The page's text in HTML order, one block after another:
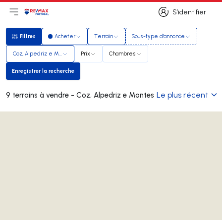
S’identifier
S’identifier
Ouvrir le menu principal
LogoAller à la page d’accueil
Filtres
Filtres Acheter Terrain Sous-type d'annonce
Coz, Alpedriz e Montes Prix Chambres
Enregistrer la recherche
Enregistrer la recherche
9 terrains à vendre - Coz, Alpedriz e Montes Le plus récent